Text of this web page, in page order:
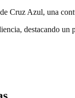
Cruz Azul, una
destacando